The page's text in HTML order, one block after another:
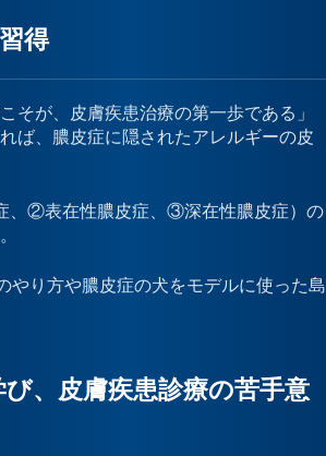
得
そが、皮膚疾患治療の第一歩である」
ば、膿皮症に隠されたアレルギーの皮
、②表在性膿皮症、③深在性膿皮症）の
やり方や膿皮症の犬をモデルに使った島
、皮膚疾患診療の苦手意